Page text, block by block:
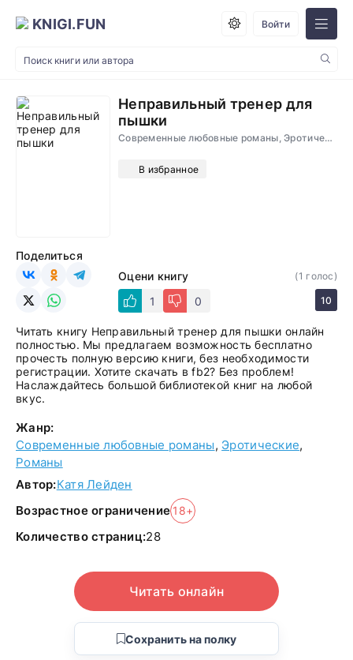
KNIGI.FUN Войти
Неправильный тренер для
пышки
Современные любовные романы, Эротические, Романы
В избранное
Оцени книгу
1
0
(1 голос)
10
Поделиться
Читать книгу Неправильный тренер для пышки онлайн
полностью. Мы предлагаем возможность бесплатно
прочесть полную версию книги, без необходимости
регистрации. Хотите скачать в fb2? Без проблем!
Наслаждайтесь большой библиотекой книг на любой
вкус.
Жанр:
Современные любовные романы, Эротические,
Романы
Автор:Катя Лейден
Возрастное ограничение 18+
Количество страниц:28
Читать онлайн
Сохранить на полку